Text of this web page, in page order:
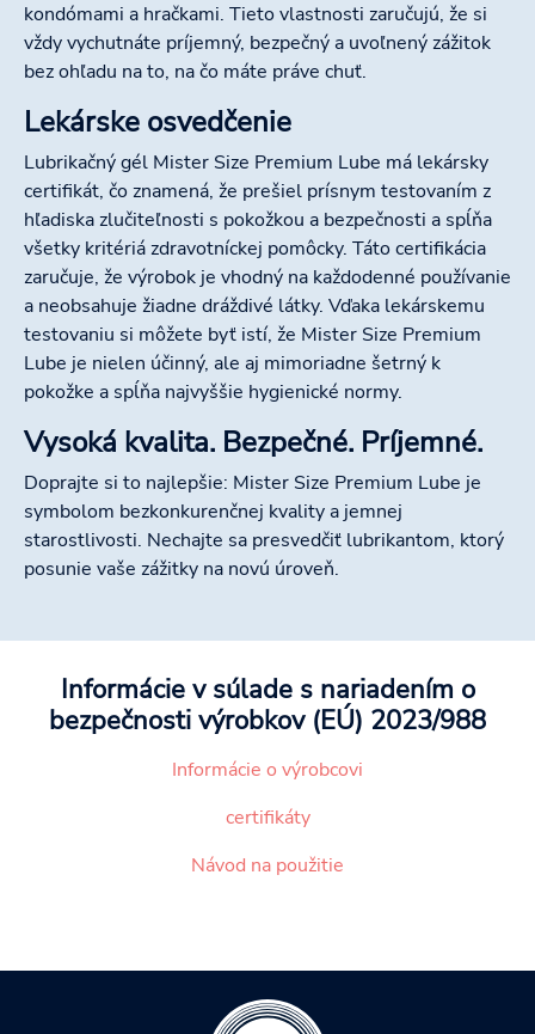
kondómami a hračkami. Tieto vlastnosti zaručujú, že si
vždy vychutnáte príjemný, bezpečný a uvoľnený zážitok
bez ohľadu na to, na čo máte práve chuť.
Lekárske osvedčenie
Lubrikačný gél Mister Size Premium Lube má lekársky
certifikát, čo znamená, že prešiel prísnym testovaním z
hľadiska zlučiteľnosti s pokožkou a bezpečnosti a spĺňa
všetky kritériá zdravotníckej pomôcky. Táto certifikácia
zaručuje, že výrobok je vhodný na každodenné používanie
a neobsahuje žiadne dráždivé látky. Vďaka lekárskemu
testovaniu si môžete byť istí, že Mister Size Premium
Lube je nielen účinný, ale aj mimoriadne šetrný k
pokožke a spĺňa najvyššie hygienické normy.
Vysoká kvalita. Bezpečné. Príjemné.
Doprajte si to najlepšie: Mister Size Premium Lube je
symbolom bezkonkurenčnej kvality a jemnej
starostlivosti. Nechajte sa presvedčiť lubrikantom, ktorý
posunie vaše zážitky na novú úroveň.
Informácie v súlade s nariadením o
bezpečnosti výrobkov (EÚ) 2023/988
Informácie o výrobcovi
certifikáty
Návod na použitie